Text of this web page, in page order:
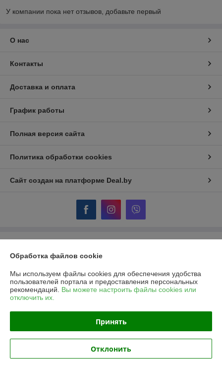
У компании пока нет отзывов, добавьте первый
О нас
Контакты
Доставка и оплата
График работы
Полная версия сайта
Политика обработки cookies
Сайт создан на платформе Deal.by
Регистрационный номер ЕГР: 290322854
УНП: 290322854
Дата регистрации компании: 29.08.2003
Обработка файлов cookie
Мы используем файлы cookies для обеспечения удобства
пользователей портала и предоставления персональных
рекомендаций. Вы можете настроить файлы cookies или
отключить их.
Принять
Отклонить